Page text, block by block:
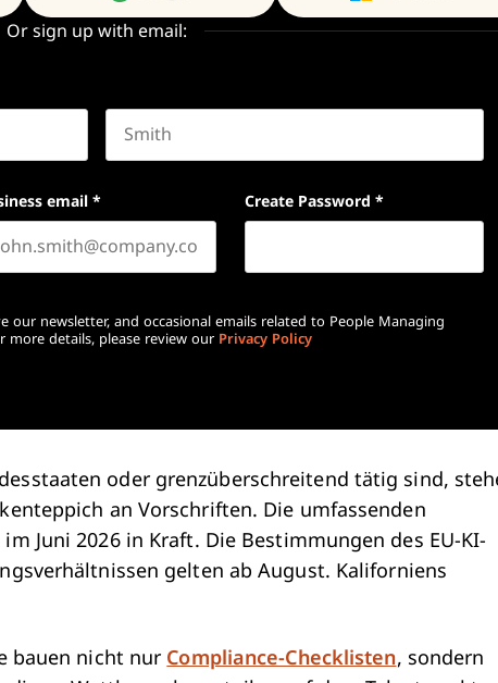
Or sign up with email:
email * Create Password *
newsletter, and occasional emails related to People Managing
more details, please review our Privacy Policy
oder grenzüberschreitend tätig sind,
an Vorschriften. Die umfassenden
Juni 2026 in Kraft. Die Bestimmungen des EU-KI-
gelten ab August. Kaliforniens
bauen nicht nur Compliance-Checklisten, sondern